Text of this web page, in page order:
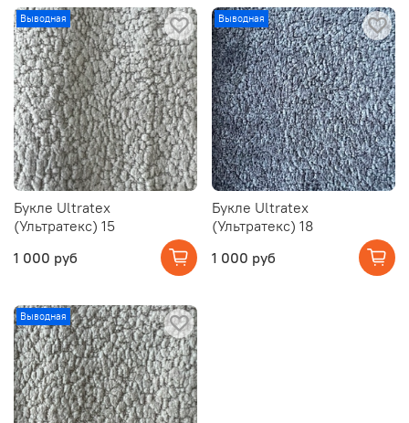
Выводная
Букле Ultratex
(Ультратекс) 15
1 000 руб
Выводная
Букле Ultratex
(Ультратекс) 18
1 000 руб
Выводная